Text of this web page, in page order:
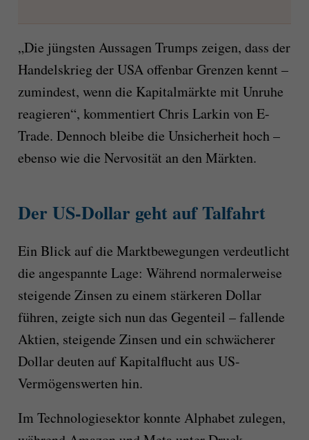
„Die jüngsten Aussagen Trumps zeigen, dass der
Handelskrieg der USA offenbar Grenzen kennt –
zumindest, wenn die Kapitalmärkte mit Unruhe
reagieren“, kommentiert Chris Larkin von E-
Trade. Dennoch bleibe die Unsicherheit hoch –
ebenso wie die Nervosität an den Märkten.
Der US-Dollar geht auf Talfahrt
Ein Blick auf die Marktbewegungen verdeutlicht
die angespannte Lage: Während normalerweise
steigende Zinsen zu einem stärkeren Dollar
führen, zeigte sich nun das Gegenteil – fallende
Aktien, steigende Zinsen und ein schwächerer
Dollar deuten auf Kapitalflucht aus US-
Vermögenswerten hin.
Im Technologiesektor konnte Alphabet zulegen,